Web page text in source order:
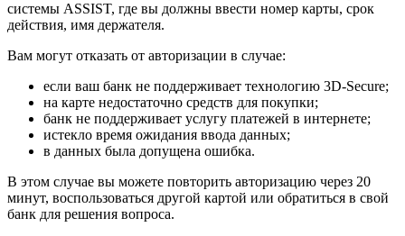
системы ASSIST, где вы должны ввести номер карты, срок
действия, имя держателя.
Вам могут отказать от авторизации в случае:
если ваш банк не поддерживает технологию 3D-Secure;
на карте недостаточно средств для покупки;
банк не поддерживает услугу платежей в интернете;
истекло время ожидания ввода данных;
в данных была допущена ошибка.
В этом случае вы можете повторить авторизацию через 20
минут, воспользоваться другой картой или обратиться в свой
банк для решения вопроса.